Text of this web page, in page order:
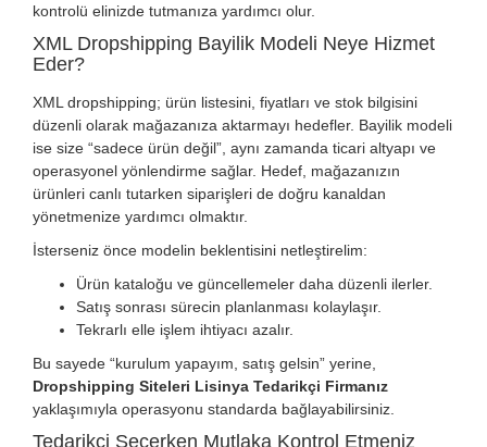
kontrolü elinizde tutmanıza yardımcı olur.
XML Dropshipping Bayilik Modeli Neye Hizmet
Eder?
XML dropshipping; ürün listesini, fiyatları ve stok bilgisini
düzenli olarak mağazanıza aktarmayı hedefler. Bayilik modeli
ise size “sadece ürün değil”, aynı zamanda ticari altyapı ve
operasyonel yönlendirme sağlar. Hedef, mağazanızın
ürünleri canlı tutarken siparişleri de doğru kanaldan
yönetmenize yardımcı olmaktır.
İsterseniz önce modelin beklentisini netleştirelim:
Ürün kataloğu ve güncellemeler daha düzenli ilerler.
Satış sonrası sürecin planlanması kolaylaşır.
Tekrarlı elle işlem ihtiyacı azalır.
Bu sayede “kurulum yapayım, satış gelsin” yerine,
Dropshipping Siteleri Lisinya Tedarikçi Firmanız
yaklaşımıyla operasyonu standarda bağlayabilirsiniz.
Tedarikçi Seçerken Mutlaka Kontrol Etmeniz